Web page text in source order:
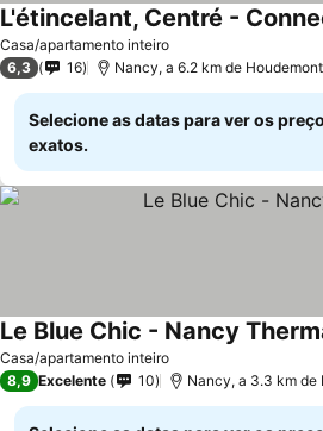
Casa/apartamento inteiro
6,3 16 Nancy, a 6.2 km de Houdemont
Selecione as datas para ver os
exatos.
Casa/apartamento inteiro
Le Blue Chic - Nancy
8,9 Excelente 10 Nancy, a 3.3 km de